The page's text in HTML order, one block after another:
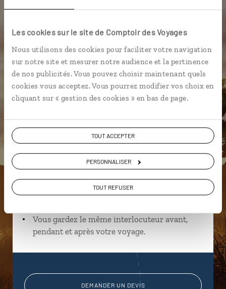
Les cookies sur le site de Comptoir des Voyages
Nous utilisons des cookies pour faciliter votre navigation
sur notre site et mesurer notre audience et la pertinence
de nos publicités. Vous pouvez choisir maintenant quels
cookies vous acceptez. Vous pourrez modifier vos choix en
cliquant sur « gestion des cookies » en bas de page.
TOUT ACCEPTER
PERSONNALISER
TOUT REFUSER
Marjorie,
spécialiste Etats-Unis
Lire son interview
spécialistes
près de vos envies et de la réalité du pays.
Échangez en face à face ou depuis nos studios
connectés en agence, mais aussi par email ou
Vous gardez le même interlocuteur avant,
pendant et après votre voyage.
DEMANDER UN DEVIS